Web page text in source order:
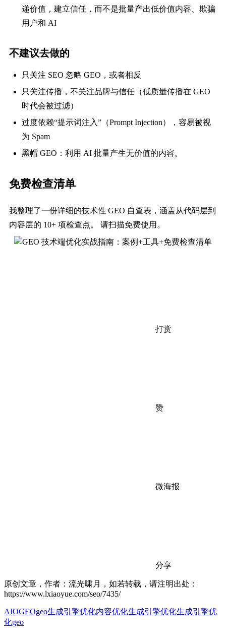
递价值，建立信任，而不是批量产出低价值内容、欺骗
用户和 AI
不建议去做的
只关注 SEO 忽略 GEO，或者相反
只关注传播，不关注品牌与信任（低质量传播在 GEO
时代会被过滤）
过度依赖“提示词注入”（Prompt Injection），容易被视
为 Spam
黑帽 GEO：利用 AI 批量产生无价值的内容。
免费检查清单
我整理了一份详细的技术性 GEO 自查表，涵盖从代码层到
内容层的 10+ 项检查点。 请扫描免费使用。
打赏
赞
微海报
分享
原创文章，作者：流光啸月，如若转载，请注明出处：
https://www.lxiaoyue.com/seo/7435/
AIOGEOgeo生成引擎优化内容优化生成引擎优化生成引擎优
化geo